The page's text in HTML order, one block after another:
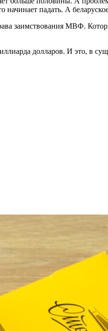
падать. А
заимствования МВФ.
долларов. И это, в